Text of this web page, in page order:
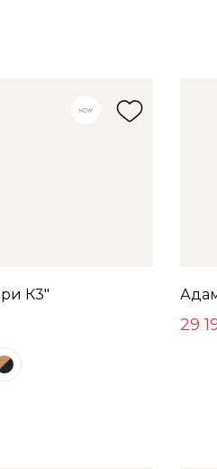
К3"
29